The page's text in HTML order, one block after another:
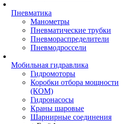
Пневматика
Манометры
Пневматические трубки
Пневмораспределители
Пневмодроссели
Мобильная гидравлика
Гидромоторы
Коробки отбора мощности
(КОМ)
Гидронасосы
Краны шаровые
Шарнирные соединения